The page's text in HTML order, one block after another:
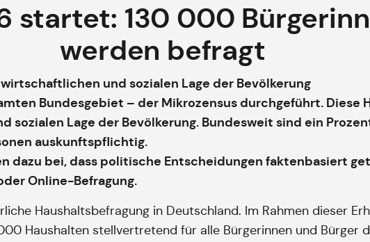
startet: 130 000
werden befragt
und sozialen Lage der Bevölkerung
Bundesgebiet – der Mikrozensus durchgeführt. Diese
Lage der Bevölkerung. Bundesweit sind ein
auskunftspflichtig.
dazu bei, dass politische Entscheidungen faktenbasiert
Online-Befragung.
Haushaltsbefragung in Deutschland. Im Rahmen dieser
Haushalten stellvertretend für alle Bürgerinnen und Bürger